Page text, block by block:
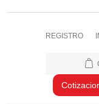
REGISTRO